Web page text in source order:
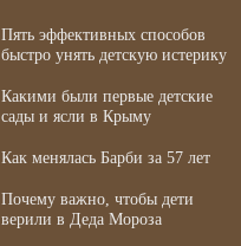
Пять эффективных способов
быстро унять детскую истерику
Какими были первые детские
сады и ясли в Крыму
Как менялась Барби за 57 лет
Почему важно, чтобы дети
верили в Деда Мороза